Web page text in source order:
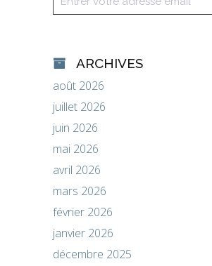
ARCHIVES
août 2026
juillet 2026
juin 2026
mai 2026
avril 2026
mars 2026
février 2026
janvier 2026
décembre 2025